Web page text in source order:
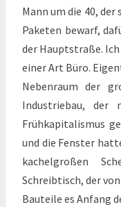
Mann um die 40,
Paketen bewarf,
der Hauptstraße.
einer Art Büro.
Nebenraum der
Industriebau, der
Frühkapitalismus
und die Fenster
kachelgroßen
Schreibtisch, der
Bauteile es Anfang